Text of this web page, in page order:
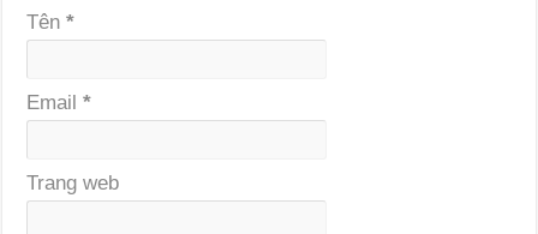
Tên*
Email*
Trang web